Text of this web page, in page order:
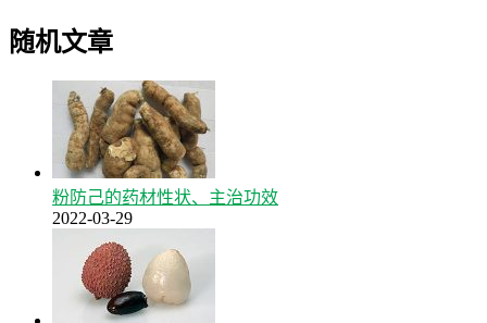
随机文章
粉防己的药材性状、主治功效
2022-03-29